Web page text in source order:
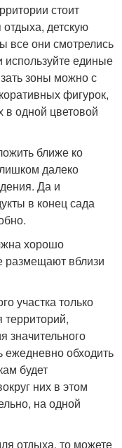
стоит
детскую
все они смотрелись
единые
зоны можно с
фигурок,
одной цветовой
ближе ко
далеко
Да и
в конец сада
хорошо
размещают вблизи
участка только
значительного
ежедневно обходить
будет
них в этом
на одной
отдыха, то можете